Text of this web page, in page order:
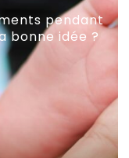
pendant
bonne idée ?